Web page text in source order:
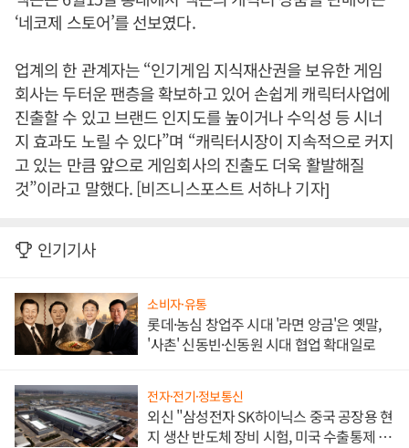
‘네코제 스토어’를 선보였다.
업계의 한 관계자는 “인기게임 지식재산권을 보유한 게임
회사는 두터운 팬층을 확보하고 있어 손쉽게 캐릭터사업에
진출할 수 있고 브랜드 인지도를 높이거나 수익성 등 시너
지 효과도 노릴 수 있다”며 “캐릭터시장이 지속적으로 커지
고 있는 만큼 앞으로 게임회사의 진출도 더욱 활발해질
것”이라고 말했다. [비즈니스포스트 서하나 기자]
인기기사
소비자·유통
롯데·농심 창업주 시대 '라면 앙금'은 옛말,
'사촌' 신동빈·신동원 시대 협업 확대일로
전자·전기·정보통신
외신 "삼성전자 SK하이닉스 중국 공장용 현
지 생산 반도체 장비 시험, 미국 수출통제 대